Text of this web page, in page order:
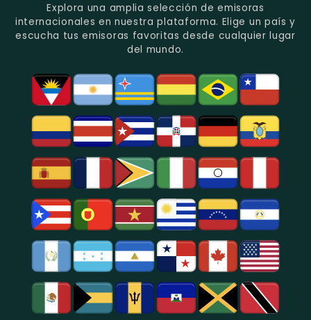
Recuerdo
En
Quito.
Los
Deportes
En
Guayaquil.
Folclore
En
Azogues.
Explora una amplia selección de emisoras
internacionales en nuestra plataforma. Elige un país y
escucha tus emisoras favoritas desde cualquier lugar
del mundo.